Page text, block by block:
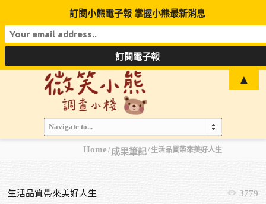
Navigate to...
Home 成果筆記 生活品質帶來美好人生
生活品質帶來美好人生
3779
訂閱小熊電子報 掌握小熊最新消息
▲